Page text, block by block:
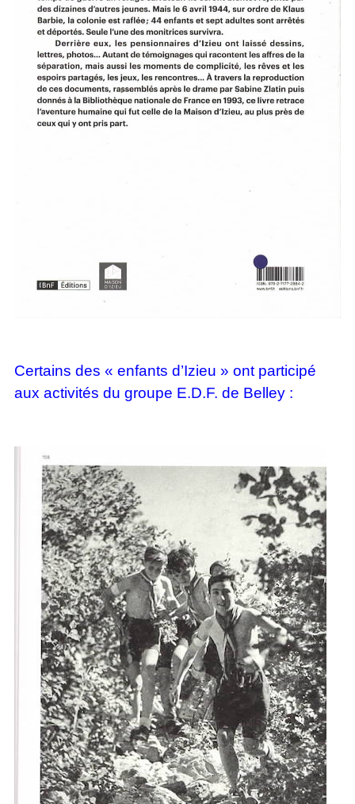
Certains des « enfants d’Izieu » ont participé
aux activités du groupe E.D.F. de Belley :